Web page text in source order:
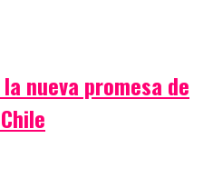
nueva promesa de